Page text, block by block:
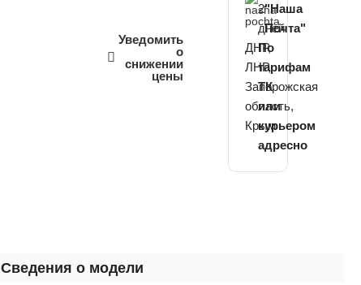
Уведомить
о
снижении
цены
"Наша
Почта"
ДНР,
ЛНР,
Запорожская
область,
Крым
2
дней
По
тарифам
ТК
или
курьером
адресно
Сведения о модели